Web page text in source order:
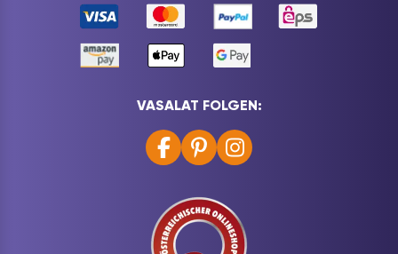
VASALAT FOLGEN: